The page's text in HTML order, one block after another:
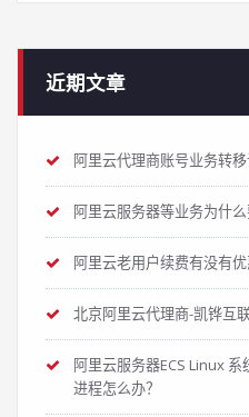
近期文章
阿里云代理商账号业务转
阿里云服务器等业务为什
阿里云老用户续费有没有优
北京阿里云代理商-凯铧互
阿里云服务器ECS Linux
进程怎么办？